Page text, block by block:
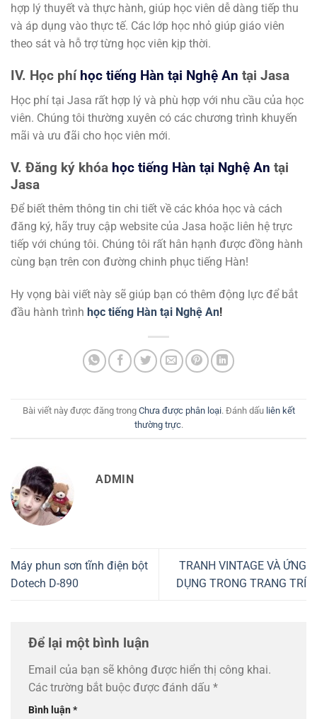
hợp lý thuyết và thực hành, giúp học viên dễ dàng tiếp thu
và áp dụng vào thực tế. Các lớp học nhỏ giúp giáo viên
theo sát và hỗ trợ từng học viên kịp thời.
IV. Học phí học tiếng Hàn tại Nghệ An tại Jasa
Học phí tại Jasa rất hợp lý và phù hợp với nhu cầu của học
viên. Chúng tôi thường xuyên có các chương trình khuyến
mãi và ưu đãi cho học viên mới.
V. Đăng ký khóa học tiếng Hàn tại Nghệ An tại
Jasa
Để biết thêm thông tin chi tiết về các khóa học và cách
đăng ký, hãy truy cập website của Jasa hoặc liên hệ trực
tiếp với chúng tôi. Chúng tôi rất hân hạnh được đồng hành
cùng bạn trên con đường chinh phục tiếng Hàn!
Hy vọng bài viết này sẽ giúp bạn có thêm động lực để bắt
đầu hành trình học tiếng Hàn tại Nghệ An!
Bài viết này được đăng trong Chưa được phân loại. Đánh dấu liên kết
thường trực.
ADMIN
Máy phun sơn tĩnh điện bột
Dotech D-890
TRANH VINTAGE VÀ ỨNG
DỤNG TRONG TRANG TRÍ
Để lại một bình luận
Email của bạn sẽ không được hiển thị công khai.
Các trường bắt buộc được đánh dấu *
Bình luận*